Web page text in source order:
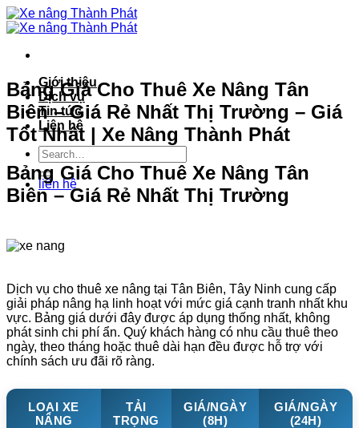
Bỏ
qua
dung
Giới thiệu
Dịch vụ
Tin tức
Liên hệ
liên hệ
Bảng Giá Cho Thuê Xe Nâng Tân
Biên – Giá Rẻ Nhất Thị Trường – Giá
Tốt Nhất | Xe Nâng Thành Phát
Bảng Giá Cho Thuê Xe Nâng Tân
Biên – Giá Rẻ Nhất Thị Trường
Dịch vụ cho thuê xe nâng tại Tân Biên, Tây Ninh cung cấp
giải pháp nâng hạ linh hoạt với mức giá cạnh tranh nhất khu
vực. Bảng giá dưới đây được áp dụng thống nhất, không
phát sinh chi phí ẩn. Quý khách hàng có nhu cầu thuê theo
ngày, theo tháng hoặc thuê dài hạn đều được hỗ trợ với
chính sách ưu đãi rõ ràng.
LOẠI XE
NÂNG
TẢI
TRỌNG
GIÁ/NGÀY
(8H)
GIÁ/NGÀY
(24H)